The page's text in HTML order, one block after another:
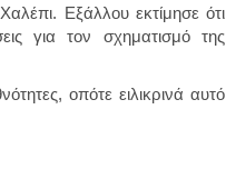
Εξάλλου εκτίμησε ότι
για τον σχηματισμό της
οπότε ειλικρινά αυτό